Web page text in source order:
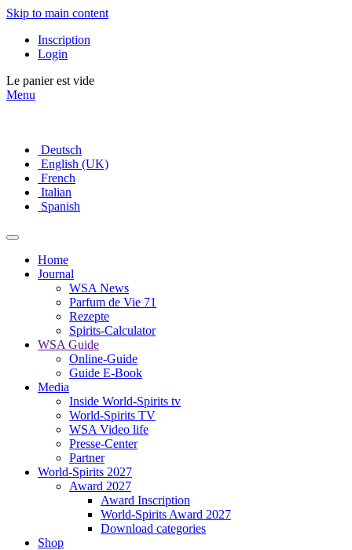
Skip to main content
Inscription
Login
Le panier est vide
Menu
Deutsch
English (UK)
French
Italian
Spanish
Home
Journal
WSA News
Parfum de Vie 71
Rezepte
Spirits-Calculator
WSA Guide
Online-Guide
Guide E-Book
Media
Inside World-Spirits tv
World-Spirits TV
WSA Video life
Presse-Center
Partner
World-Spirits 2027
Award 2027
Award Inscription
World-Spirits Award 2027
Download categories
Shop